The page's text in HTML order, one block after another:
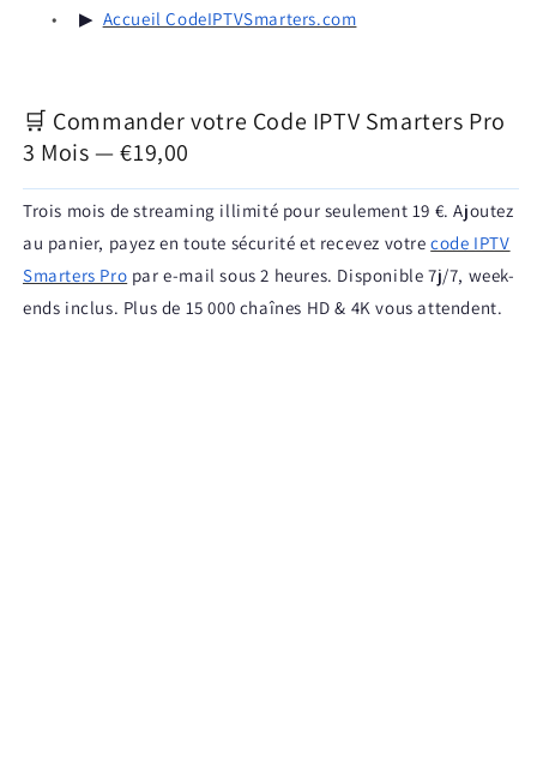
•
▶ Accueil CodeIPTVSmarters.com
🛒 Commander votre Code IPTV Smarters Pro
3 Mois — €19,00
Trois mois de streaming illimité pour seulement 19 €. Ajoutez
au panier, payez en toute sécurité et recevez votrecode IPTV
Smarters Pro par e-mail sous 2 heures. Disponible 7j/7, week-
ends inclus. Plus de 15 000 chaînes HD & 4K vous attendent.